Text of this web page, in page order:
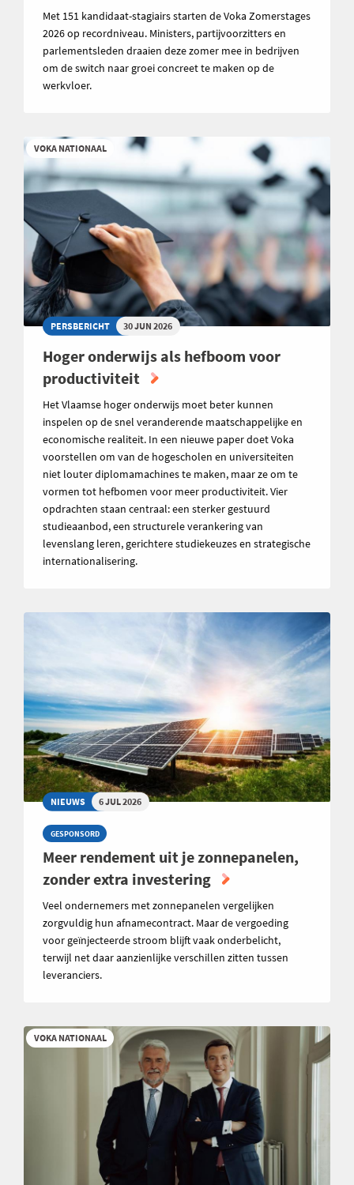
Met 151 kandidaat-stagiairs starten de Voka Zomerstages
2026 op recordniveau. Ministers, partijvoorzitters en
parlementsleden draaien deze zomer mee in bedrijven
om de switch naar groei concreet te maken op de
werkvloer.
VOKA NATIONAAL
PERSBERICHT 30 JUN 2026
Hoger onderwijs als hefboom voor
productiviteit
Het Vlaamse hoger onderwijs moet beter kunnen
inspelen op de snel veranderende maatschappelijke en
economische realiteit. In een nieuwe paper doet Voka
voorstellen om van de hogescholen en universiteiten
niet louter diplomamachines te maken, maar ze om te
vormen tot hefbomen voor meer productiviteit. Vier
opdrachten staan centraal: een sterker gestuurd
studieaanbod, een structurele verankering van
levenslang leren, gerichtere studiekeuzes en strategische
internationalisering.
NIEUWS 6 JUL 2026
GESPONSORD
Meer rendement uit je zonnepanelen,
zonder extra investering
Veel ondernemers met zonnepanelen vergelijken
zorgvuldig hun afnamecontract. Maar de vergoeding
voor geïnjecteerde stroom blijft vaak onderbelicht,
terwijl net daar aanzienlijke verschillen zitten tussen
leveranciers.
VOKA NATIONAAL